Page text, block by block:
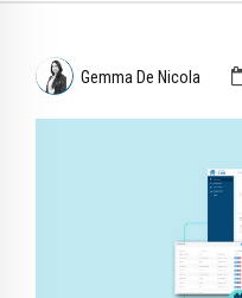
Gemma De Nicola